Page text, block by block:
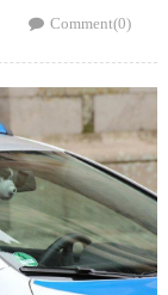
Comment(0)